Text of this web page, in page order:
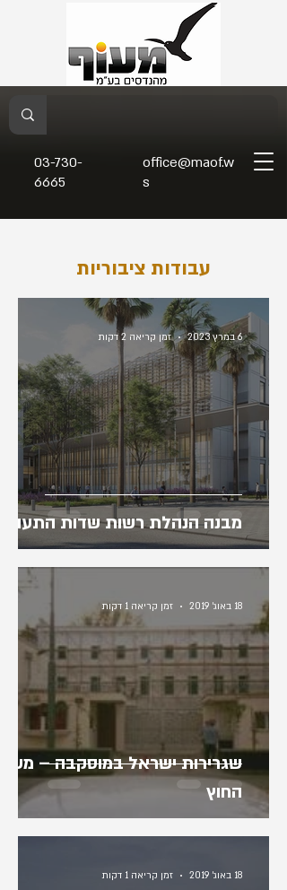
03-730-
6665
office@maof.w
s
עבודות ציבוריות
מבנה הנהלת רשות שדות
6 במרץ 2023 זמן קריאה 2 דקות
שגרירות ישראל במוסקבה –
החוץ
18 באוג׳ 2019 זמן קריאה 1 דקות
18 באוג׳ 2019 זמן קריאה 1 דקות